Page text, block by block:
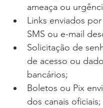
ameaça ou
Links enviados
SMS ou e-mail
Solicitação de
de acesso ou
bancários;
Boletos ou Pix
dos canais oficiais;